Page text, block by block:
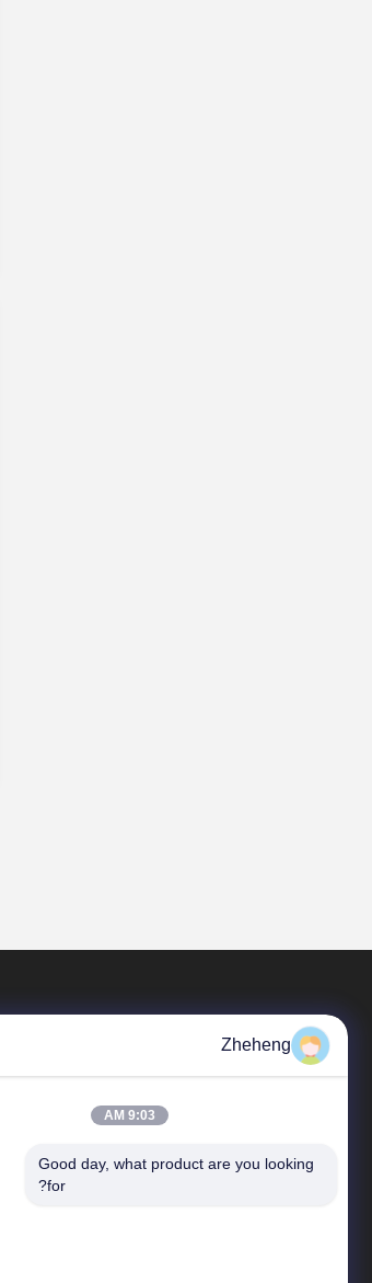
المنتجات
Zheheng
9:03 AM
Good day, what product are you looking
for?